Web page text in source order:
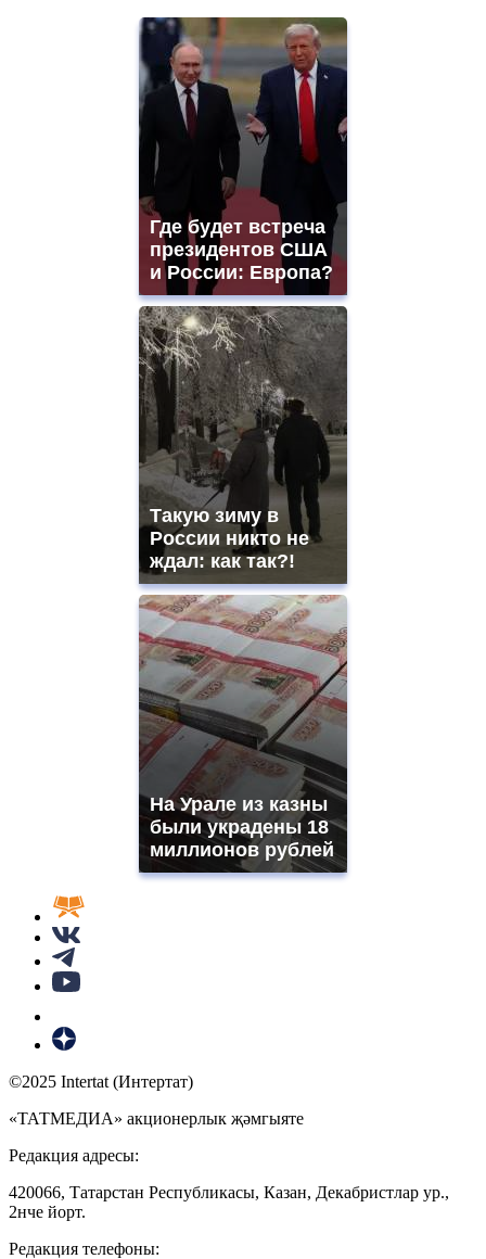
Где будет встреча
президентов США
и России: Европа?
Такую зиму в
России никто не
ждал: как так?!
На Урале из казны
были украдены 18
миллионов рублей
©2025 Intertat (Интертат)
«ТАТМЕДИА» акционерлык җәмгыяте
Редакция адресы:
420066, Татарстан Республикасы, Казан, Декабристлар ур.,
2нче йорт.
Редакция телефоны: